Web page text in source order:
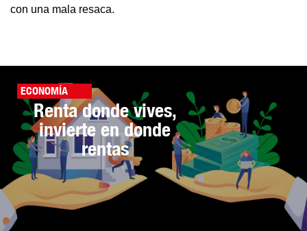
con una mala resaca.
ECONOMÍA
Renta donde vives,
invierte en donde
rentas